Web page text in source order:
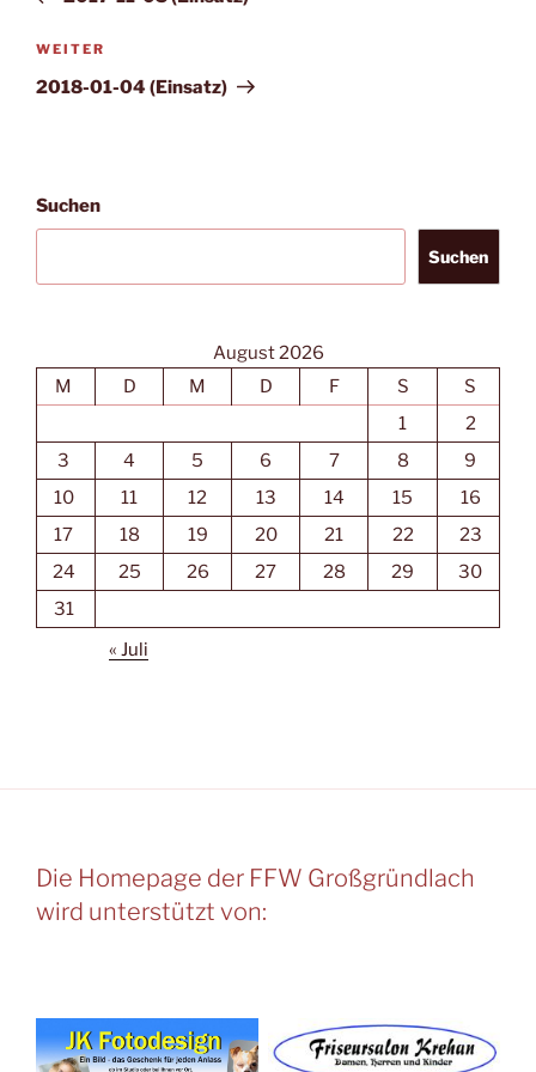
Nächster
Beitrag
WEITER
2018-01-04 (Einsatz)
Suchen
Suchen
August 2026
M
D M D F S
S
1
2
3
4 5 6 7 8
9
10
11 12 13 14 15
16
17
18 19 20 21 22
23
24
25 26 27 28 29
30
31
« Juli
Die Homepage der FFW Großgründlach
wird unterstützt von: